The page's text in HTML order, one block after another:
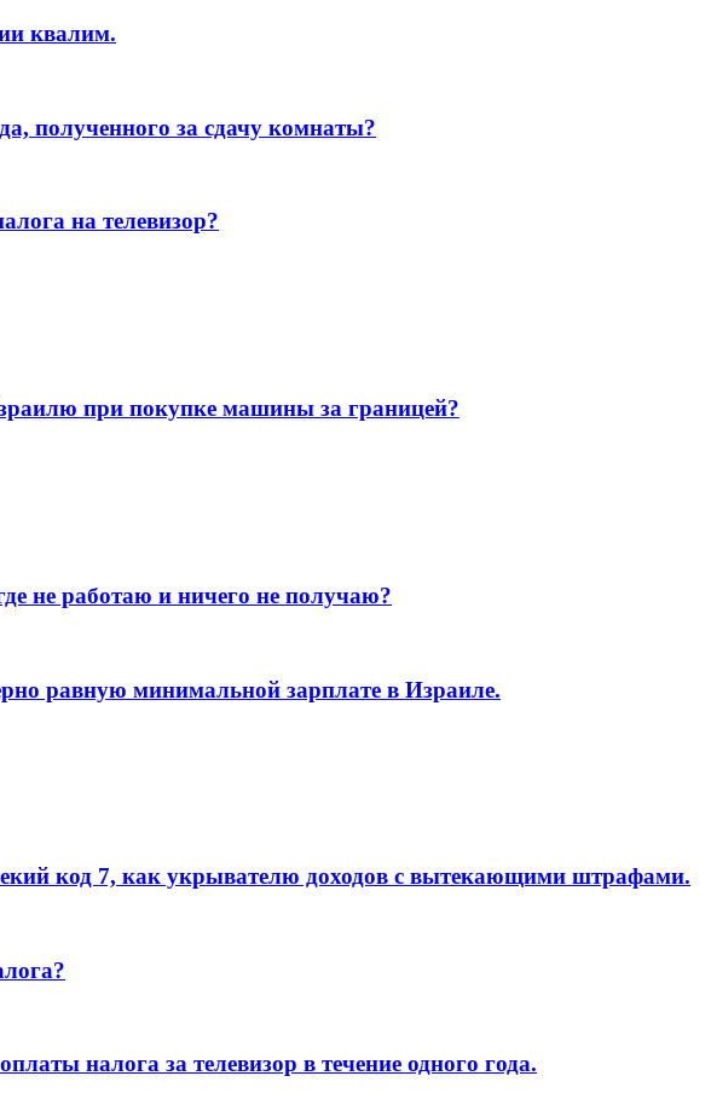
квалим.
полученного за сдачу комнаты?
на телевизор?
при покупке машины за границей?
не работаю и ничего не получаю?
равную минимальной зарплате в Израиле.
код 7, как укрывателю доходов с вытекающими штрафами.
налога за телевизор в течение одного года.